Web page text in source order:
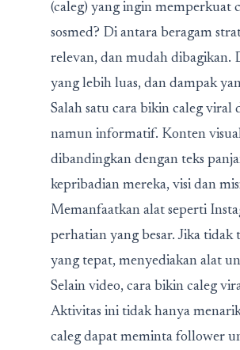
(caleg) yang ingin memperkuat
sosmed? Di antara beragam
relevan, dan mudah dibagikan.
yang lebih luas, dan dampak
Salah satu cara bikin caleg viral
namun informatif. Konten
dibandingkan dengan teks
kepribadian mereka, visi dan
Memanfaatkan alat seperti
perhatian yang besar. Jika
yang tepat, menyediakan alat
Selain video, cara bikin caleg
Aktivitas ini tidak hanya
caleg dapat meminta follower